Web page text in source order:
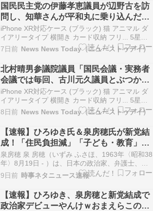
国民民主党の伊藤孝恵議員が辺野古を訪
問し、知華さんが平和丸に乗り込んだ場
所に献花 伊藤孝恵議員「知華さんから預
かった宿題。必ずやり遂げます」
iPhone XR対応ケース (ブラック) 猫 アニマル ダ
イアリータイプ 横開き カード収納 フリ... 5星中
4.2(542606) ￥1,980 (2026年8月1日 23:49 GMT
+09:00 時点 - 詳細はこちら価格および発送可能
時期は表示された日付/時刻の時…
7日前 News News Today（ニューストゥデイ）
北村晴男参議院議員「国民会議・実務者
会議では毎回、古川元久議員とぶつかり
ました。財務省サイド（事務方と財務省
ベッタリの議員達）は、何とか減税をさ
せまいと必死でした」
iPhone XR対応ケース (ブラック) 猫 アニマル ダ
イアリータイプ 横開き カード収納 フリ... 5星中
4.2(542606) ￥1,980 (2026年7月31日 23:49
GMT +09:00 時点 - 詳細はこちら価格および発送
可能時期は表示された日付/時刻の…
8日前 News News Today（ニューストゥデイ）
【速報】ひろゆき氏＆泉房穂氏が新党結
成！「住民負担減」「子ども・教育」を
掲げ地方選へ
泉房穂 泉 房穂（いずみ ふさほ、1963年〈昭和38
年〉8月19日 - ）は、日本の政治家、弁護士、社
会福祉士、コメンテーター、政治評論家、タレン
ト。参議院議員（1期）。 明石市長（3期）、衆
議院議員（1期）等を歴任した。 兵庫県明石市二
見町生まれ。生家は代々蛸漁師をしていた…
9日前 時事ネタニュース速報
【速報】ひろゆき、泉房穂と新党結成で
政治家デビューやんけｗおまえらこの党